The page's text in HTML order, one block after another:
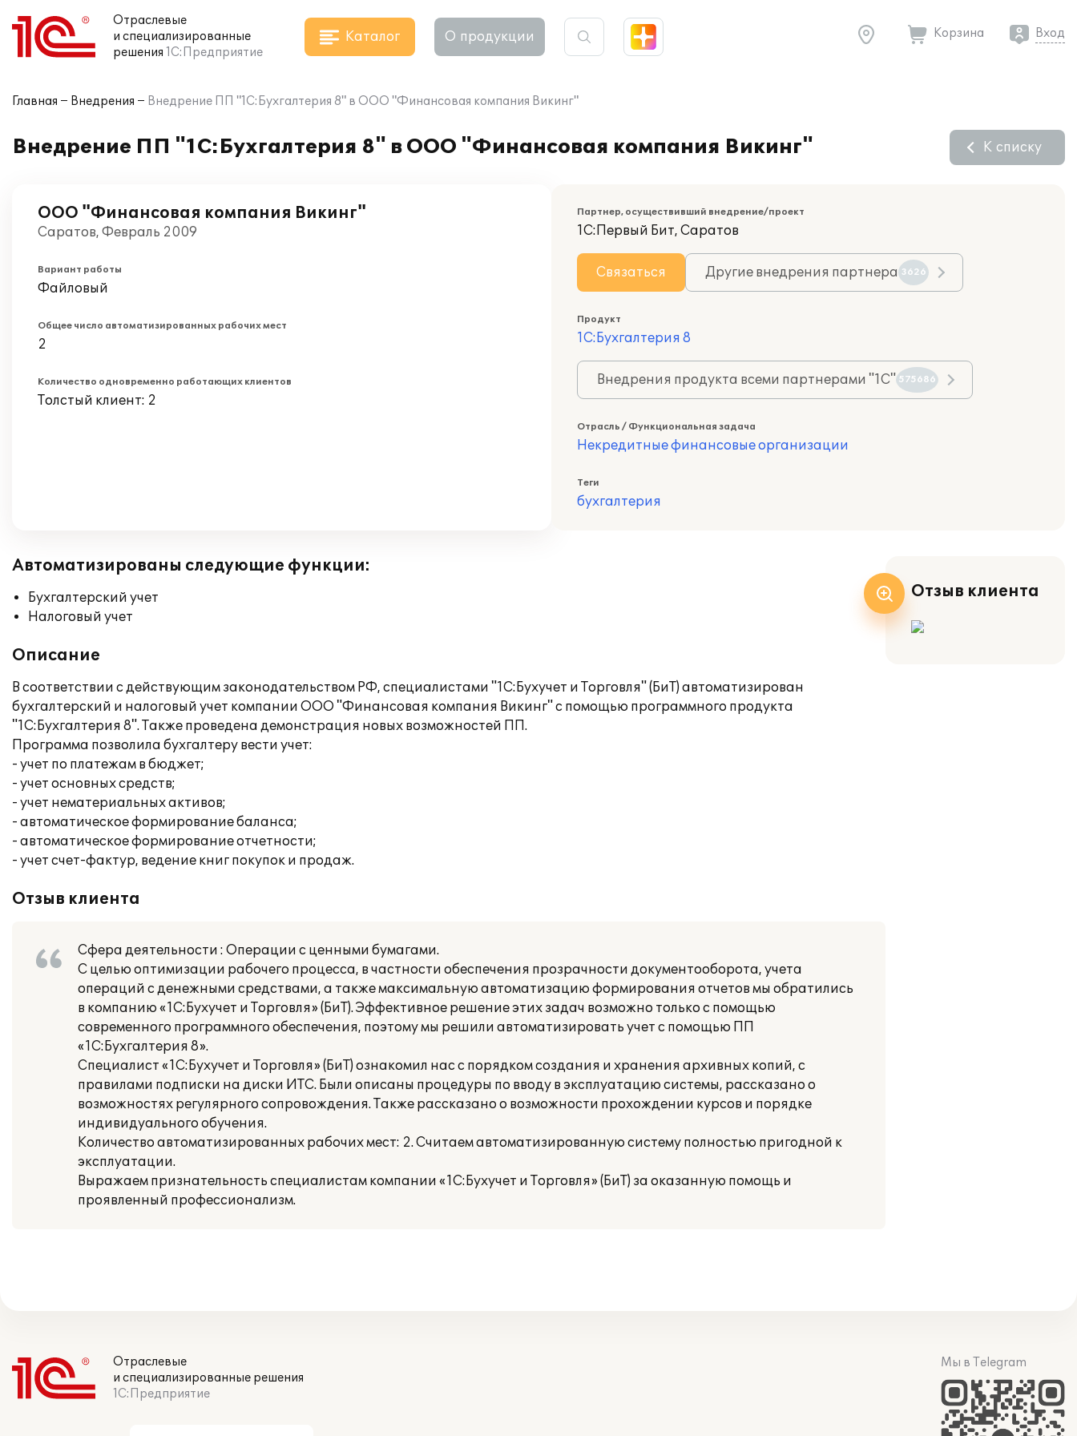
Отраслевые
и специализированные
решения 1С:Предприятие
Каталог О продукции Корзина Вход
Главная Внедрения Внедрение ПП "1С:Бухгалтерия 8" в ООО "Финансовая компания Викинг"
Внедрение ПП "1С:Бухгалтерия 8" в ООО "Финансовая компания Викинг" К списку
ООО "Финансовая компания Викинг"
Саратов, Февраль 2009
Вариант работы
Файловый
Общее число автоматизированных рабочих мест
2
Количество одновременно работающих клиентов
Толстый клиент: 2
Партнер, осуществивший внедрение/проект
1С:Первый Бит, Саратов
Связаться Другие внедрения партнера 3626
Продукт
1С:Бухгалтерия 8
Внедрения продукта всеми партнерами "1С" 575686
Отрасль / Функциональная задача
Некредитные финансовые организации
Теги
бухгалтерия
Автоматизированы следующие функции:
Бухгалтерский учет
Налоговый учет
Описание
В соответствии с действующим законодательством РФ, специалистами "1С:Бухучет и Торговля" (БиТ) автоматизирован
бухгалтерский и налоговый учет компании ООО "Финансовая компания Викинг" с помощью программного продукта
"1С:Бухгалтерия 8". Также проведена демонстрация новых возможностей ПП.
Программа позволила бухгалтеру вести учет:
- учет по платежам в бюджет;
- учет основных средств;
- учет нематериальных активов;
- автоматическое формирование баланса;
- автоматическое формирование отчетности;
- учет счет-фактур, ведение книг покупок и продаж.
Отзыв клиента
Сфера деятельности : Операции с ценными бумагами.
С целью оптимизации рабочего процесса, в частности обеспечения прозрачности документооборота, учета
операций с денежными средствами, а также максимальную автоматизацию формирования отчетов мы обратились
в компанию «1С:Бухучет и Торговля» (БиТ). Эффективное решение этих задач возможно только с помощью
современного программного обеспечения, поэтому мы решили автоматизировать учет с помощью ПП
«1С:Бухгалтерия 8».
Специалист «1С:Бухучет и Торговля» (БиТ) ознакомил нас с порядком создания и хранения архивных копий, с
правилами подписки на диски ИТС. Были описаны процедуры по вводу в эксплуатацию системы, рассказано о
возможностях регулярного сопровождения. Также рассказано о возможности прохождении курсов и порядке
индивидуального обучения.
Количество автоматизированных рабочих мест: 2. Считаем автоматизированную систему полностью пригодной к
эксплуатации.
Выражаем признательность специалистам компании «1С:Бухучет и Торговля» (БиТ) за оказанную помощь и
проявленный профессионализм.
Отзыв клиента
Отраслевые
и специализированные решения
1С:Предприятие
Мы в Telegram